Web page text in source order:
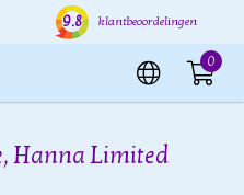
Versand innerhalb von 24
9.8 klantbeoordelingen
0
Hanna Limited